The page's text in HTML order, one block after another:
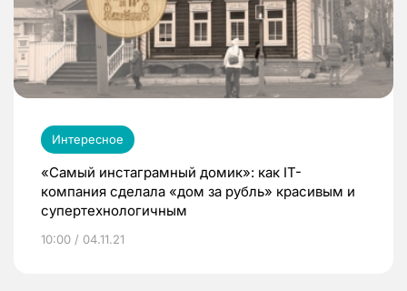
Интересное
«Самый инстаграмный домик»: как IT-
компания сделала «дом за рубль» красивым и
супертехнологичным
10:00 / 04.11.21